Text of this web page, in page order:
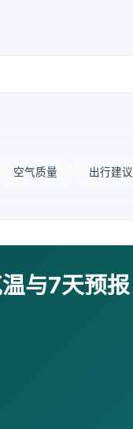
空气质量 出行建议
与7天预报